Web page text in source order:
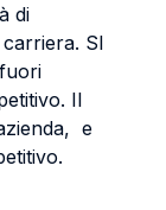
di
SI
Il
e